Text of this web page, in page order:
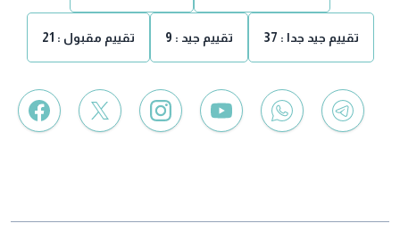
تقييم جيد جدا : 37 تقييم جيد : 9 تقييم مقبول : 21